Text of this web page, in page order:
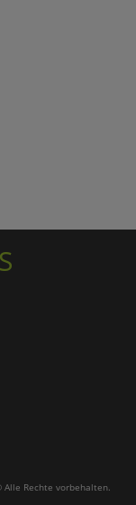
Alle Rechte vorbehalten.